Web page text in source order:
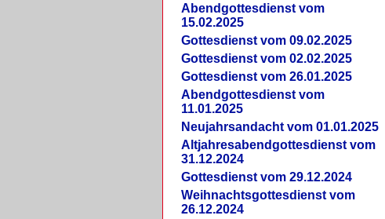
Abendgottesdienst vom
15.02.2025
Gottesdienst vom 09.02.2025
Gottesdienst vom 02.02.2025
Gottesdienst vom 26.01.2025
Abendgottesdienst vom
11.01.2025
Neujahrsandacht vom 01.01.2025
Altjahresabendgottesdienst vom
31.12.2024
Gottesdienst vom 29.12.2024
Weihnachtsgottesdienst vom
26.12.2024